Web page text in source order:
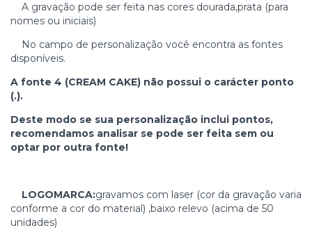
A gravação pode ser feita nas cores dourada,prata (para
nomes ou iniciais)
No campo de personalização você encontra as fontes
disponíveis.
A fonte 4 (CREAM CAKE) não possui o carácter ponto
(.).
Deste modo se sua personalização inclui pontos,
recomendamos analisar se pode ser feita sem ou
optar por outra fonte!
LOGOMARCA:gravamos com laser (cor da gravação varia
conforme a cor do material) ,baixo relevo (acima de 50
unidades)